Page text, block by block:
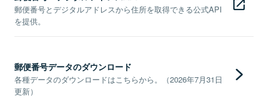
郵便番号とデジタルアドレスから住所を取得できる公式API
を提供。
郵便番号データのダウンロード
各種データのダウンロードはこちらから。（2026年7月31日
更新）